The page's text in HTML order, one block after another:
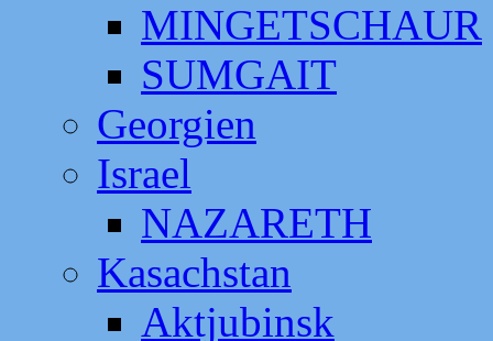
MINGETSCHAUR
SUMGAIT
Georgien
Israel
NAZARETH
Kasachstan
Aktjubinsk